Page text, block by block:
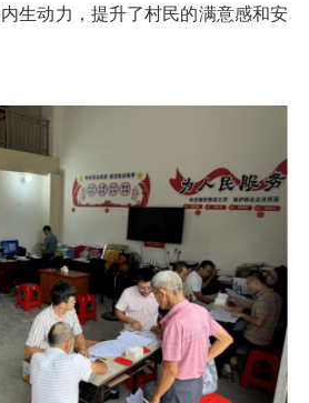
生动力，提升了村民的满意感和安